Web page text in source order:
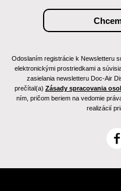
Odoslaním registrácie k Newsletteru
elektronickými prostriedkami a
zasielania newsletteru Doc-Air
prečítal(a) Zásady spracovania
ním, pričom beriem na vedomie
realizácií
F
c